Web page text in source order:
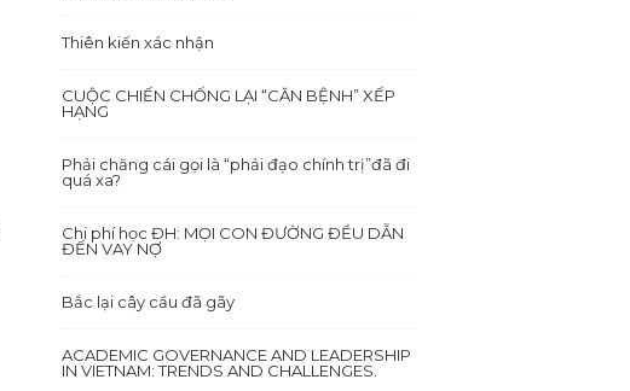
Thiên kiến xác nhận
CUỘC CHIẾN CHỐNG LẠI “CĂN BỆNH” XẾP
HẠNG
Phải chăng cái gọi là “phải đạo chính trị”đã đi
quá xa?
Chi phí học ĐH: MỌI CON ĐƯỜNG ĐỀU DẪN
ĐẾN VAY NỢ
Bắc lại cây cầu đã gãy
ACADEMIC GOVERNANCE AND LEADERSHIP
IN VIETNAM: TRENDS AND CHALLENGES.